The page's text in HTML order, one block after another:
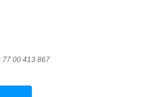
77 00 413 867